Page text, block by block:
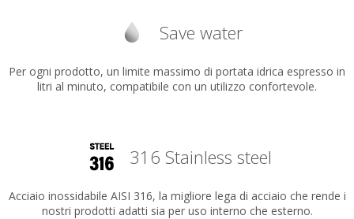
Save water
Per ogni prodotto, un limite massimo di portata idrica espresso in
litri al minuto, compatibile con un utilizzo confortevole.
316 Stainless steel
Acciaio inossidabile AISI 316, la migliore lega di acciaio che rende i
nostri prodotti adatti sia per uso interno che esterno.